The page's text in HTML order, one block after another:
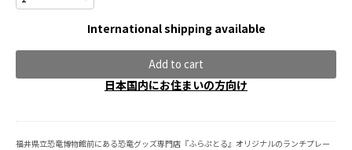
International shipping available
Add to cart
日本国内にお住まいの方向け
福井県立恐竜博物館前にある恐竜グッズ専門店『ふらぷとる』オリジナルのランチプレー